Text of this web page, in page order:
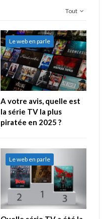
Tout
Le web en parle
A votre avis, quelle est
la série TV la plus
piratée en 2025 ?
Le web en parle